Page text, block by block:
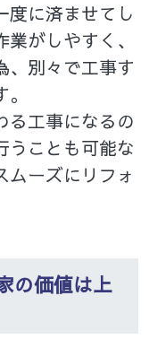
度に済ませてし
がしやすく、
、別々で工事す
る工事になるの
うことも可能な
ムーズにリフォ
の価値は上